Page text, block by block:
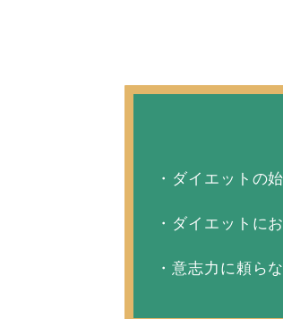
・ダイエットの
・ダイエットに
・意志力に頼ら